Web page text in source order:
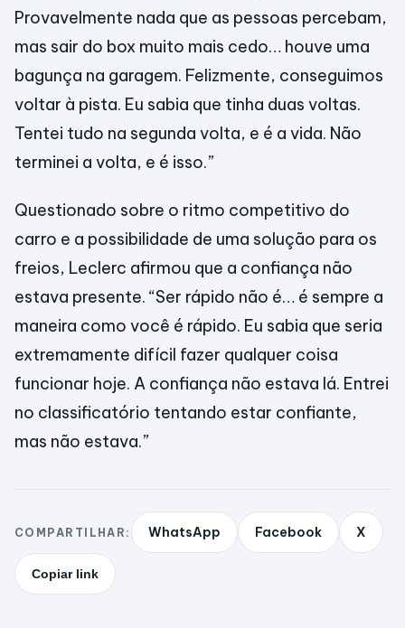
Provavelmente nada que as pessoas percebam,
mas sair do box muito mais cedo… houve uma
bagunça na garagem. Felizmente, conseguimos
voltar à pista. Eu sabia que tinha duas voltas.
Tentei tudo na segunda volta, e é a vida. Não
terminei a volta, e é isso.”
Questionado sobre o ritmo competitivo do
carro e a possibilidade de uma solução para os
freios, Leclerc afirmou que a confiança não
estava presente. “Ser rápido não é… é sempre a
maneira como você é rápido. Eu sabia que seria
extremamente difícil fazer qualquer coisa
funcionar hoje. A confiança não estava lá. Entrei
no classificatório tentando estar confiante,
mas não estava.”
COMPARTILHAR: WhatsApp Facebook X
Copiar link